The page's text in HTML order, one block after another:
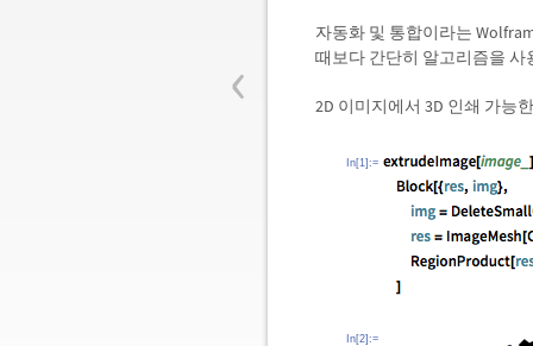
‹
자동화 및 통합이라는
때보다 간단히 알고리즘을
2D 이미지에서 3D 인쇄 가능
In[1]:=
In[2]:=